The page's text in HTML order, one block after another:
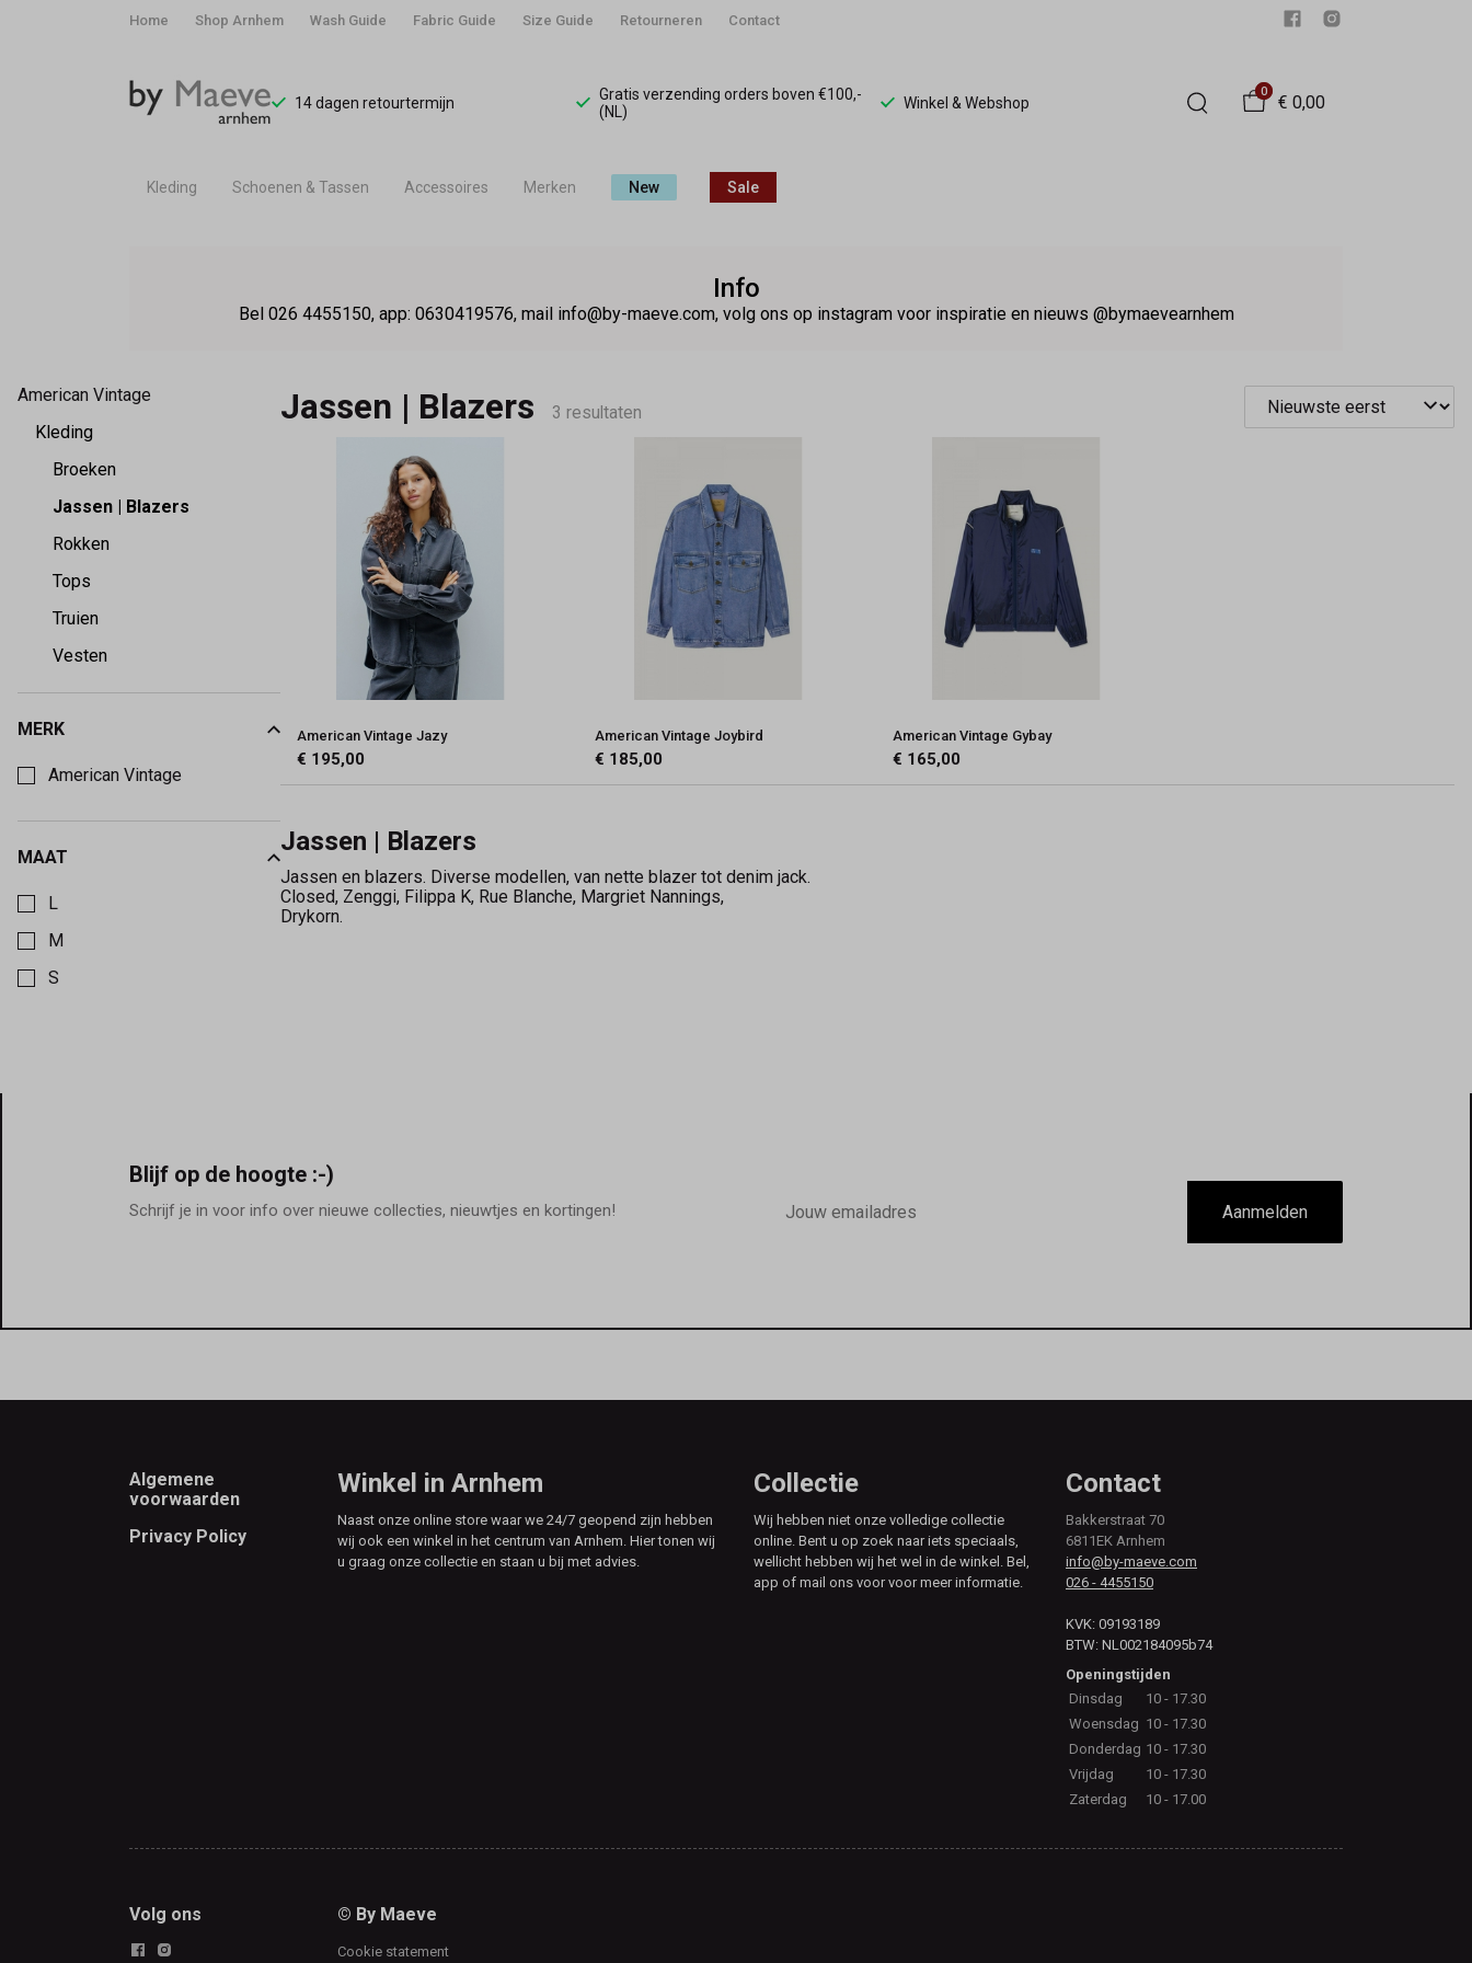
Home Shop Arnhem Wash Guide Fabric Guide Size Guide Retourneren Contact
14 dagen retourtermijn
Gratis verzending orders boven €100,-
(NL)
Winkel & Webshop
0
€ 0,00
Kleding Schoenen & Tassen Accessoires Merken New Sale
-
By
Maeve
Info
Bel 026 4455150, app: 0630419576, mail info@by-maeve.com, volg ons op instagram voor inspiratie en nieuws @bymaevearnhem
American Vintage
Kleding
Broeken
Jassen | Blazers
Rokken
Tops
Truien
Vesten
MERK
American Vintage
MAAT
L
M
S
Jassen | Blazers 3 resultaten
American Vintage Jazy
€ 195,00
American Vintage Joybird
€ 185,00
American Vintage Gybay
€ 165,00
Jassen | Blazers
Jassen en blazers. Diverse modellen, van nette blazer tot denim jack.
Closed, Zenggi, Filippa K, Rue Blanche, Margriet Nannings,
Drykorn.
Blijf op de hoogte :-)
Schrijf je in voor info over nieuwe collecties, nieuwtjes en kortingen!
mailadres
Aanmelden
Footer
Algemene
voorwaarden
Privacy Policy
Winkel in Arnhem
Naast onze online store waar we 24/7 geopend zijn hebben
wij ook een winkel in het centrum van Arnhem. Hier tonen wij
u graag onze collectie en staan u bij met advies.
Collectie
Wij hebben niet onze volledige collectie
online. Bent u op zoek naar iets speciaals,
wellicht hebben wij het wel in de winkel. Bel,
app of mail ons voor voor meer informatie.
Contact
Bakkerstraat 70
6811EK Arnhem
info@by-maeve.com
026 - 4455150
KVK: 09193189
BTW: NL002184095b74
Openingstijden
Dinsdag
10 - 17.30
Woensdag 10 - 17.30
Donderdag 10 - 17.30
Vrijdag
10 - 17.30
Zaterdag
10 - 17.00
Volg ons © By Maeve
Cookie statement